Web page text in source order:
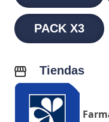
PACK X3
Tiendas